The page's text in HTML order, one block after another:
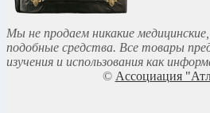
Мы не продаем никакие
подобные средства. Все товары
изучения и использования как
© Ассоциация